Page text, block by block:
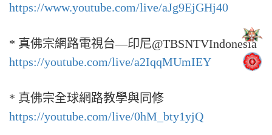
https://www.youtube.com/live/aJg9EjGHj40
* 真佛宗網路電視台—印尼@TBSNTVIndonesia
https://youtube.com/live/a2IqqMUmIEY
* 真佛宗全球網路教學與同修
https://youtube.com/live/0hM_bty1yjQ